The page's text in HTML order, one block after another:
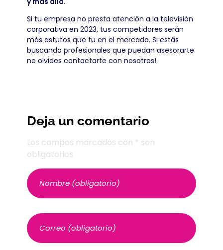
Si tu empresa no presta atención a la televisión
corporativa en 2023, tus competidores serán
más astutos que tu en el mercado. Si estás
buscando profesionales que puedan asesorarte
no olvides contactarte con nosotros!
Deja un comentario
Los campos marcados con * son
obligatorios